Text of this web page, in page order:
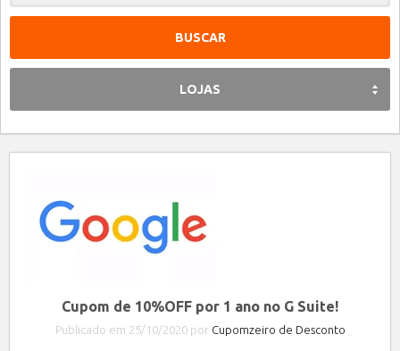
LOJAS
Cupom de 10%OFF por 1 ano no G Suite!
Publicado em 25/10/2020 por Cupomzeiro de Desconto